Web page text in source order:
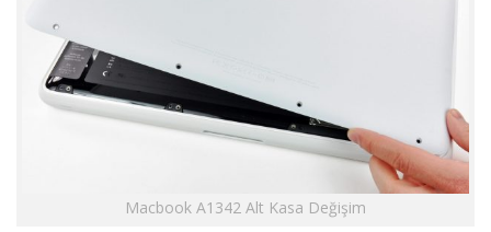
Macbook A1342 Alt Kasa Değişim